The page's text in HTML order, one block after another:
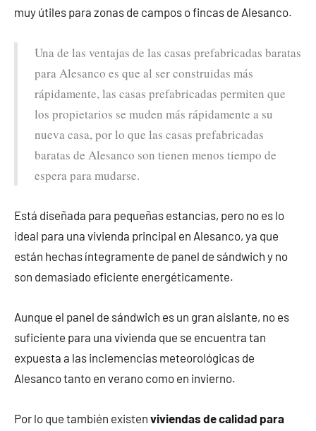
muy útiles para zonas de campos o fincas de Alesanco.
Una de las ventajas de las casas prefabricadas baratas
para Alesanco es que al ser construidas más
rápidamente, las casas prefabricadas permiten que
los propietarios se muden más rápidamente a su
nueva casa, por lo que las casas prefabricadas
baratas de Alesanco son tienen menos tiempo de
espera para mudarse.
Está diseñada para pequeñas estancias, pero no es lo
ideal para una vivienda principal en Alesanco, ya que
están hechas íntegramente de panel de sándwich y no
son demasiado eficiente energéticamente.
Aunque el panel de sándwich es un gran aislante, no es
suficiente para una vivienda que se encuentra tan
expuesta a las inclemencias meteorológicas de
Alesanco tanto en verano como en invierno.
Por lo que también existen viviendas de calidad para